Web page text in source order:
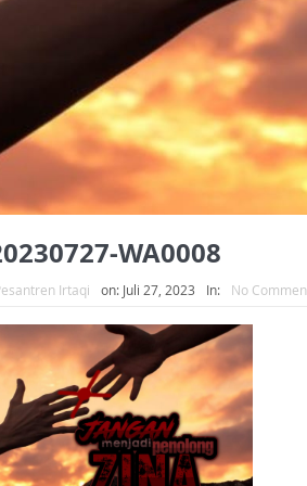
WA0008
Irtaqi on: Juli 27, 2023 In: No